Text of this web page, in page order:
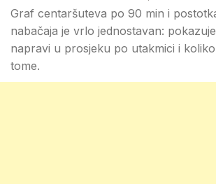
Graf centaršuteva po 90 min i
nabačaja je vrlo jednostavan:
napravi u prosjeku po utakmici i
tome.